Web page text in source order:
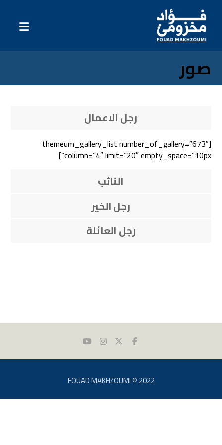
صور
رجل الاعمال
[themeum_gallery_list number_of_gallery=”673″
column=”4″ limit=”20″ empty_space=”10px”]
النائب
رجل الخير
رجل العائلة
FOUAD MAKHZOUMI © 2022